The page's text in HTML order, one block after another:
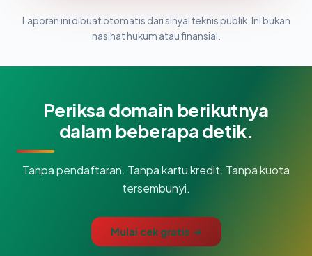
Laporan ini dibuat otomatis dari sinyal teknis publik. Ini bukan
nasihat hukum atau finansial.
Periksa domain berikutnya
dalam beberapa detik.
Tanpa pendaftaran. Tanpa kartu kredit. Tanpa kuota
tersembunyi.
Mulai cek gratis →